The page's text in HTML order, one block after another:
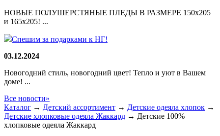
НОВЫЕ ПОЛУШЕРСТЯНЫЕ ПЛЕДЫ В РАЗМЕРЕ 150х205
и 165х205! ...
Спешим за подарками к НГ!
03.12.2024
Новогодний стиль, новогодний цвет! Тепло и уют в Вашем
доме! ...
Все новости»
Каталог → Детский ассортимент → Детские одеяла хлопок →
Детские хлопковые одеяла Жаккард → Детские 100%
хлопковые одеяла Жаккард